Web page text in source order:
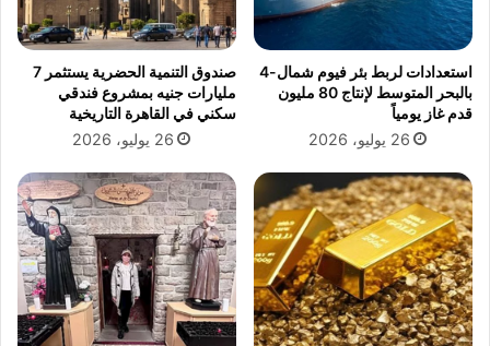
م
ل
ه
ب
ع
د
ع
ا
ف
ي
ه
م
ن
أ
استعدادات لربط بئر فيوم شمال-4
بالبحر المتوسط لإنتاج 80 مليون
قدم غاز يومياً
26 يوليو، 2026
صندوق التنمية الحضرية يستثمر 7
مليارات جنيه بمشروع فندقي
سكني في القاهرة التاريخية
26 يوليو، 2026